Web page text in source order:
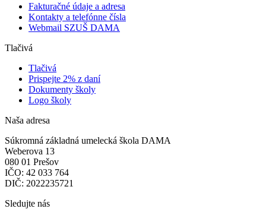
Fakturačné údaje a adresa
Kontakty a telefónne čísla
Webmail SZUŠ DAMA
Tlačivá
Tlačivá
Prispejte 2% z daní
Dokumenty školy
Logo školy
Naša adresa
Súkromná základná umelecká škola DAMA
Weberova 13
080 01 Prešov
IČO: 42 033 764
DIČ: 2022235721
Sledujte nás